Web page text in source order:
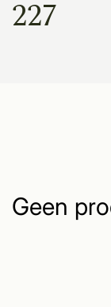
227
Geen